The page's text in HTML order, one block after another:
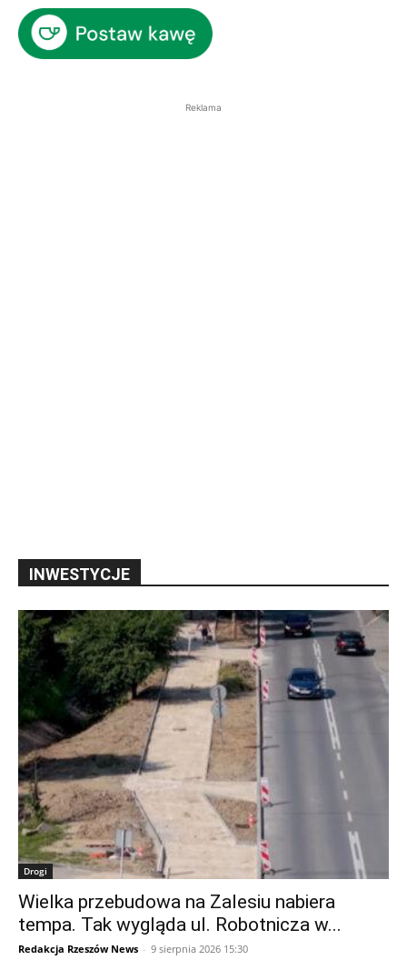
Reklama
INWESTYCJE
Drogi
Wielka przebudowa na Zalesiu nabiera
tempa. Tak wygląda ul. Robotnicza w...
Redakcja Rzeszów News - 9 sierpnia 2026 15:30